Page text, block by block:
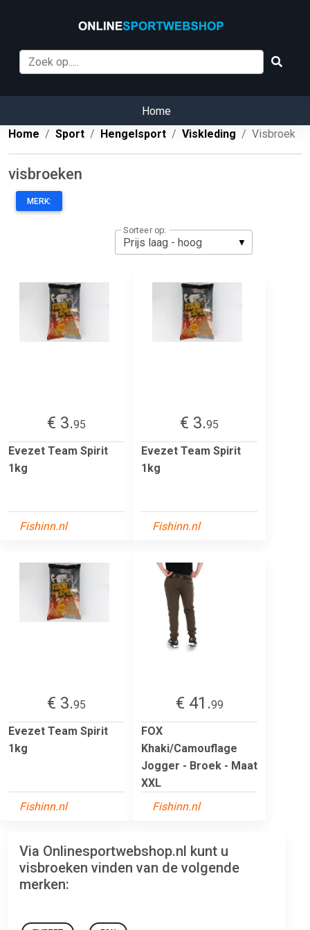
Home
Home
Sport Hengelsport Viskleding Visbroek
visbroeken
MERK:
Sorteer op:
€ 3.95
Evezet Team Spirit
1kg
Fishinn.nl
€ 3.95
Evezet Team Spirit
1kg
Fishinn.nl
€ 3.95
Evezet Team Spirit
1kg
Fishinn.nl
€ 41.99
FOX
Khaki/Camouflage
Jogger - Broek - Maat
XXL
Fishinn.nl
Via Onlinesportwebshop.nl kunt u
visbroeken vinden van de volgende
merken: